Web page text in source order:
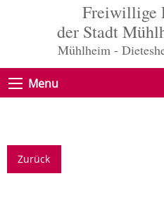
Freiwillige
der Stadt
Mühlheim -
Menu
Zurück